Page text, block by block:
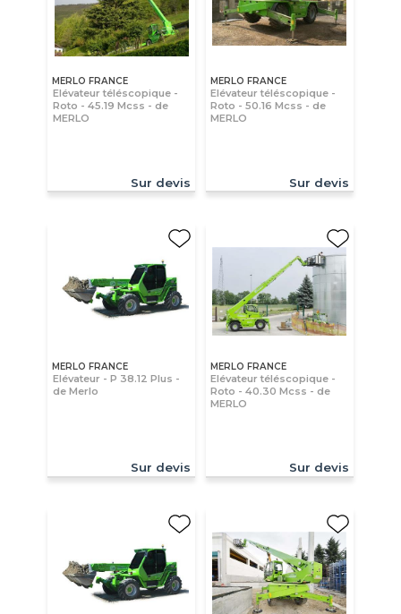
MERLO FRANCE
Elévateur téléscopique -
Roto - 45.19 Mcss - de
MERLO
Sur devis
MERLO FRANCE
Elévateur téléscopique -
Roto - 50.16 Mcss - de
MERLO
Sur devis
MERLO FRANCE
Elévateur - P 38.12 Plus -
de Merlo
Sur devis
MERLO FRANCE
Elévateur téléscopique -
Roto - 40.30 Mcss - de
MERLO
Sur devis